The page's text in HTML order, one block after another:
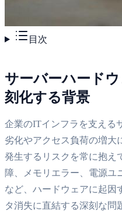
目次
サーバーハード
刻化する背景
企業のITインフラを支える
劣化やアクセス負荷の増大
発生するリスクを常に抱え
障、メモリエラー、電源ユ
など、ハードウェアに起因
タ消失に直結する深刻な問